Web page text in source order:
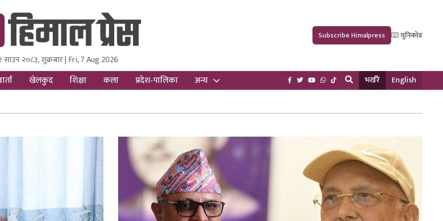
Media and Research Pvt Ltd.
साउन २०८३, शुक्रबार | Fri, 7 Aug 2026
Subscribe Himalpress युनिकोड
खेलकुद शिक्षा कला प्रदेश-पालिका अन्य भर्खरै English